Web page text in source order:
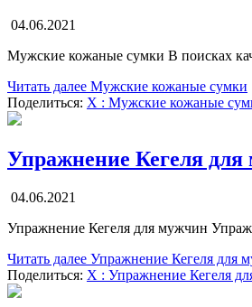
04.06.2021
Мужские кожаные сумки В поисках
Читать далее Мужские кожаные сумки
Поделиться: X : Мужские кожаные
Упражнение Кегеля
04.06.2021
Упражнение Кегеля для мужчин
Читать далее Упражнение Кегеля для
Поделиться: X : Упражнение Кегеля